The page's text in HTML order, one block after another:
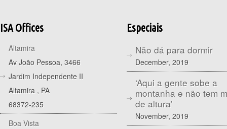
ISA Offices
Altamira
Av João Pessoa, 3466
Jardim Independente II
Altamira , PA
68372-235
Boa Vista
Especiais
Não dá para dormir
December, 2019
‘Aqui a gente sobe a
montanha e não tem
de altura’
November, 2019